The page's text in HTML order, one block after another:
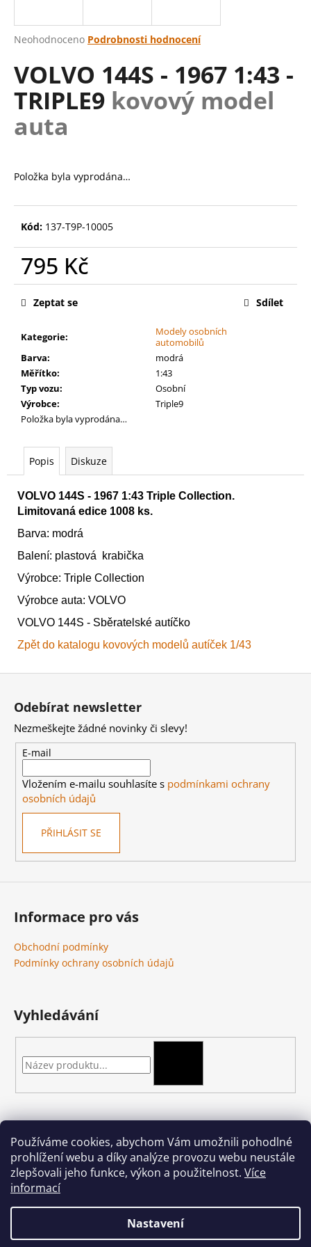
Používáme cookies, abychom Vám umožnili pohodlné
prohlížení webu a díky analýze provozu webu neustále
zlepšovali jeho funkce, výkon a použitelnost. Více
informací
Nastavení
Průměrné
produktu
je
0,0
hvězdiček.
Neohodnoceno Podrobnosti hodnocení
VOLVO 144S - 1967 1:43 -
TRIPLE9 kovový model
auta
Položka byla vyprodána…
Kód: 137-T9P-10005
795 Kč
Měrná
Kategorie:
Modely osobních
automobilů
Barva:
modrá
Měřítko:
1:43
Typ vozu:
Osobní
Výrobce:
Triple9
Položka byla vyprodána…
Zeptat se Sdílet
Popis Diskuze
VOLVO 144S - 1967 1:43 Triple Collection.
Limitovaná edice 1008 ks.
Barva: modrá
Balení: plastová krabička
Výrobce: Triple Collection
Výrobce auta: VOLVO
VOLVO 144S - Sběratelské autíčko
Zpět do katalogu kovových modelů autíček 1/43
j
t
?
D
p
r
u
u
e
m
e
40000:
EMPERORS
CHILDREN
-
BLISSBOUND
WARBAND
EMPERORS
CHILDREN
BLISSBOUND
WARBAND
4
499
Kč
Z
Odebírat newsletter
Nezmeškejte žádné novinky či slevy!
E-mail
Vložením e-mailu souhlasíte s podmínkami ochrany
osobních údajů
PŘIHLÁSIT SE
Informace pro vás
Obchodní podmínky
Podmínky ochrany osobních údajů
Vyhledávání
podkova-shop@seznam.cz
+420 704 397 000